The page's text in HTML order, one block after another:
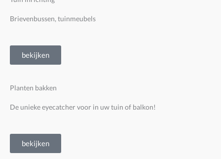
Brievenbussen, tuinmeubels
bekijken
Planten bakken
De unieke eyecatcher voor in uw tuin of balkon!
bekijken